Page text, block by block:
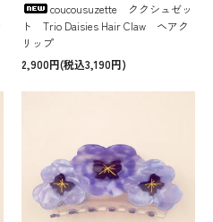
coucousuzette ククシュゼッ
ト Trio Daisies Hair Claw ヘアク
リップ
2,900円(税込3,190円)